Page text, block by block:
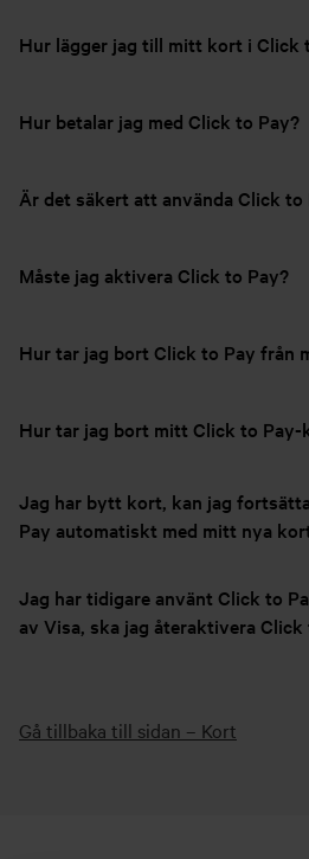
Hur lägger jag till mitt kort i Click
Hur betalar jag med Click to Pay?
Är det säkert att använda Click to
Måste jag aktivera Click to Pay?
Hur tar jag bort Click to Pay från
Hur tar jag bort mitt Click to Pay-
Jag har bytt kort, kan jag
Pay automatiskt med mitt nya
Jag har tidigare använt Click to
av Visa, ska jag återaktivera Click
Gå tillbaka till sidan – Kort